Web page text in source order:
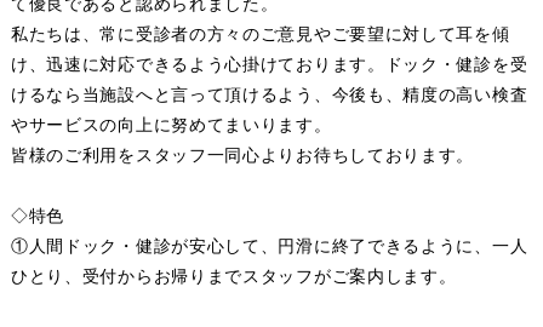
私たちは、常に受診者の方々のご意見やご要望に対して耳を傾
け、迅速に対応できるよう心掛けております。ドック・健診を受
けるなら当施設へと言って頂けるよう、今後も、精度の高い検査
やサービスの向上に努めてまいります。
皆様のご利用をスタッフ一同心よりお待ちしております。
◇特色
①人間ドック・健診が安心して、円滑に終了できるように、一人
ひとり、受付からお帰りまでスタッフがご案内します。